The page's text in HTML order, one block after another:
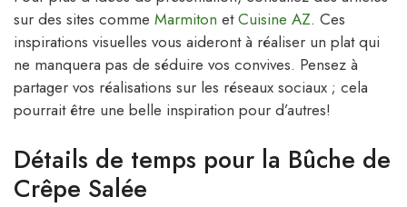
sur des sites comme Marmiton etCuisine AZ. Ces
inspirations visuelles vous aideront à réaliser un plat qui
ne manquera pas de séduire vos convives. Pensez à
partager vos réalisations sur les réseaux sociaux ; cela
pourrait être une belle inspiration pour d’autres!
Détails de temps pour la Bûche de
Crêpe Salée